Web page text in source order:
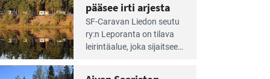
pääsee irti arjesta
SF-Caravan Liedon seutu
ry:n Leporanta on tilava
leirintäalue, joka sijaitsee